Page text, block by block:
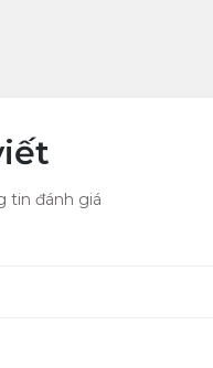
tin đánh giá